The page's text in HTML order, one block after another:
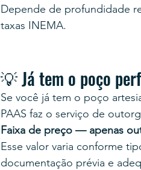
Depende de profundidade
taxas INEMA.
💡 Já tem o poço
Se você já tem o poço
PAAS faz o serviço de
Faixa de preço — apenas
Esse valor varia conforme
documentação prévia e